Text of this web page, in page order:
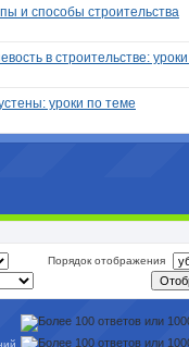
и способы строительства
в строительстве:
уроки по теме
Порядок отображения